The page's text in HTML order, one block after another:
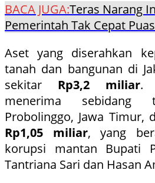
BACA JUGA:Teras Narang
Pemerintah Tak Cepat
Aset yang diserahkan
tanah dan bangunan di
sekitar Rp3,2 miliar.
menerima
Probolinggo, Jawa Timur,
Rp1,05 miliar, yang
korupsi mantan Bupati
Tantriana Sari dan Hasan